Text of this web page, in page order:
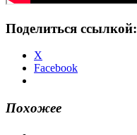
Поделиться ссылкой:
X
Facebook
Похожее